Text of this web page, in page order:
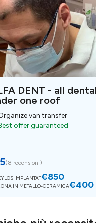
DENT - all
one roof
van transfer
offer guaranteed
(8 recensioni)
IMPLANTAT€850
IN METALLO-CERAMICA€400